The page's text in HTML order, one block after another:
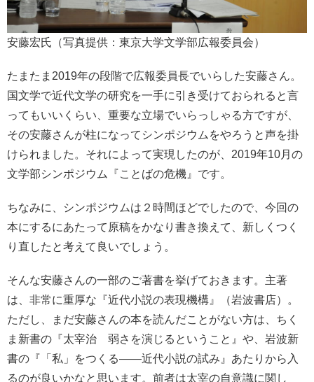
安藤宏氏（写真提供：東京大学文学部広報委員会）
たまたま2019年の段階で広報委員長でいらした安藤さん。
国文学で近代文学の研究を一手に引き受けておられると言
ってもいいくらい、重要な立場でいらっしゃる方ですが、
その安藤さんが柱になってシンポジウムをやろうと声を掛
けられました。それによって実現したのが、2019年10月の
文学部シンポジウム『ことばの危機』です。
ちなみに、シンポジウムは２時間ほどでしたので、今回の
本にするにあたって原稿をかなり書き換えて、新しくつく
り直したと考えて良いでしょう。
そんな安藤さんの一部のご著書を挙げておきます。主著
は、非常に重厚な『近代小説の表現機構』（岩波書店）。
ただし、まだ安藤さんの本を読んだことがない方は、ちく
ま新書の『太宰治 弱さを演じるということ』や、岩波新
書の『「私」をつくる――近代小説の試み』あたりから入
るのが良いかなと思います。前者は太宰の自意識に関し